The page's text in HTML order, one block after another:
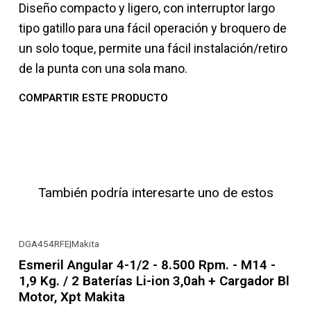
Diseño compacto y ligero, con interruptor largo
tipo gatillo para una fácil operación y broquero de
un solo toque, permite una fácil instalación/retiro
de la punta con una sola mano.
COMPARTIR ESTE PRODUCTO
También podría interesarte uno de estos
DGA454RFE|Makita
Esmeril Angular 4-1/2 - 8.500 Rpm. - M14 -
1,9 Kg. / 2 Baterías Li-ion 3,0ah + Cargador Bl
Motor, Xpt Makita